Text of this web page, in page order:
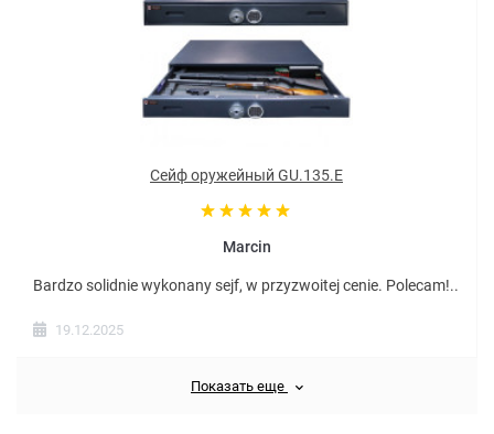
Сейф оружейный GU.135.E
Marcin
Bardzo solidnie wykonany sejf, w przyzwoitej cenie. Polecam!..
19.12.2025
Показать еще